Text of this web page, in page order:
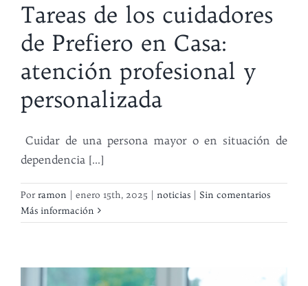
Tareas de los cuidadores
de Prefiero en Casa:
atención profesional y
personalizada
Cuidar de una persona mayor o en situación de
dependencia [...]
Porramon enero 15th, 2025 noticias
Sin comentarios
Más información